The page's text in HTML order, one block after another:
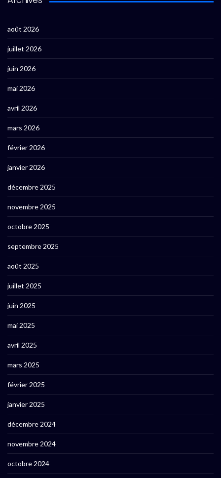
août 2026
juillet 2026
juin 2026
mai 2026
avril 2026
mars 2026
février 2026
janvier 2026
décembre 2025
novembre 2025
octobre 2025
septembre 2025
août 2025
juillet 2025
juin 2025
mai 2025
avril 2025
mars 2025
février 2025
janvier 2025
décembre 2024
novembre 2024
octobre 2024